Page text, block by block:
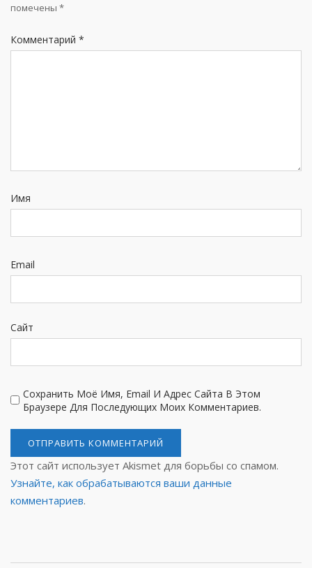
помечены *
Комментарий *
Имя
Email
Сайт
Сохранить Моё Имя, Email И Адрес Сайта В Этом
Браузере Для Последующих Моих Комментариев.
Этот сайт использует Akismet для борьбы со спамом.
Узнайте, как обрабатываются ваши данные
комментариев.